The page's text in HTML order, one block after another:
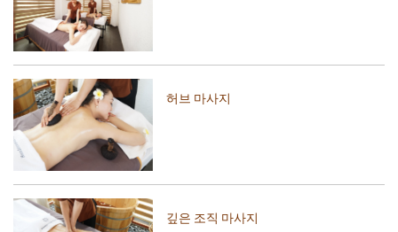
허브 마사지
깊은 조직 마사지